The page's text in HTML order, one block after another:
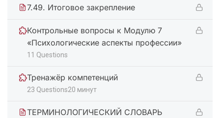
7.49. Итоговое закрепление
Контрольные вопросы к Модулю 7
«Психологические аспекты профессии»
11 Questions
Тренажёр компетенций
20 минут
23 Questions
ТЕРМИНОЛОГИЧЕСКИЙ СЛОВАРЬ